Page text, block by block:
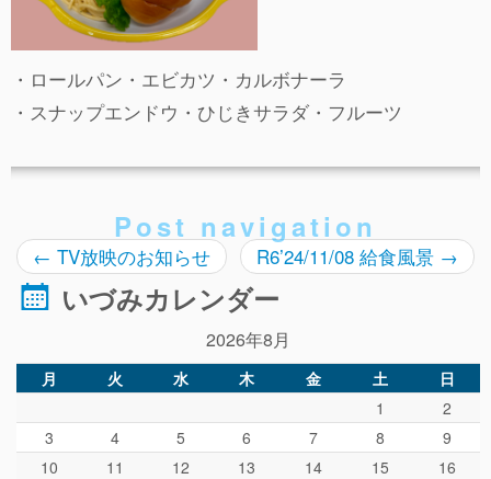
募集概要(2歳児クラス)
保育料について
入会してから
ぴ～ち通信
求人情報（園見学/自主実習も対応）
・ロールパン・エビカツ・カルボナーラ
・スナップエンドウ・ひじきサラダ・フルーツ
Post navigation
← TV放映のお知らせ R6’24/11/08 給食風景 →
いづみカレンダー
2026年8月
月 火 水 木 金 土 日
1
2
3
4 5 6 7 8
9
10
11 12 13 14 15
16